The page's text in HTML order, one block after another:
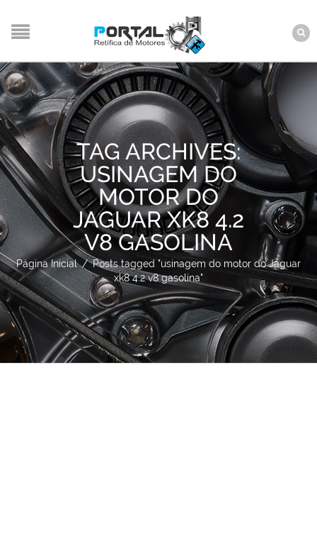
TAG ARCHIVES:
USINAGEM DO
MOTOR DO
JAGUAR XK8 4.2
V8 GASOLINA
Página Inicial / Posts tagged "usinagem do motor do Jaguar
xk8 4.2 v8 gasolina"